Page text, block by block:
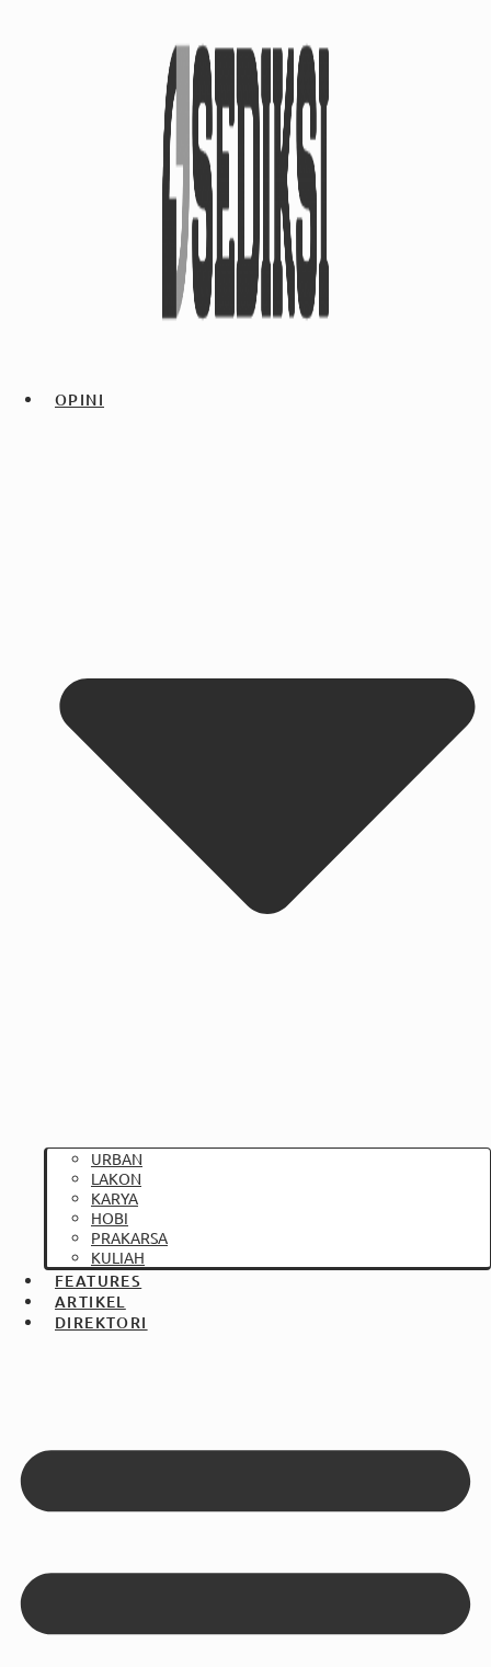
OPINI
URBAN
LAKON
KARYA
HOBI
PRAKARSA
KULIAH
FEATURES
ARTIKEL
DIREKTORI